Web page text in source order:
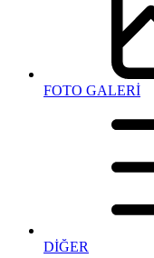
FOTO GALERİ
DİĞER